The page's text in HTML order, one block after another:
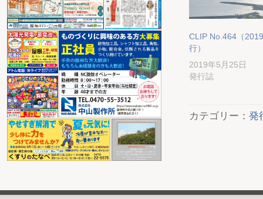
CLIP No.464（
行）
2019年5月25日
発行誌
カテゴリー： 発